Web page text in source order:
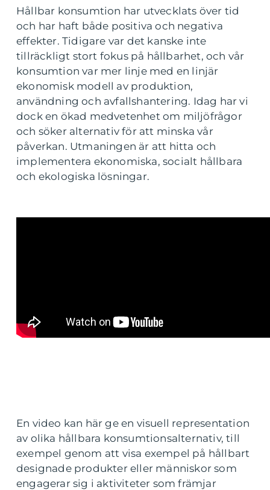
Hållbar konsumtion har utvecklats över tid
och har haft både positiva och negativa
effekter. Tidigare var det kanske inte
tillräckligt stort fokus på hållbarhet, och vår
konsumtion var mer linje med en linjär
ekonomisk modell av produktion,
användning och avfallshantering. Idag har vi
dock en ökad medvetenhet om miljöfrågor
och söker alternativ för att minska vår
påverkan. Utmaningen är att hitta och
implementera ekonomiska, socialt hållbara
och ekologiska lösningar.
En video kan här ge en visuell representation
av olika hållbara konsumtionsalternativ, till
exempel genom att visa exempel på hållbart
designade produkter eller människor som
engagerar sig i aktiviteter som främjar